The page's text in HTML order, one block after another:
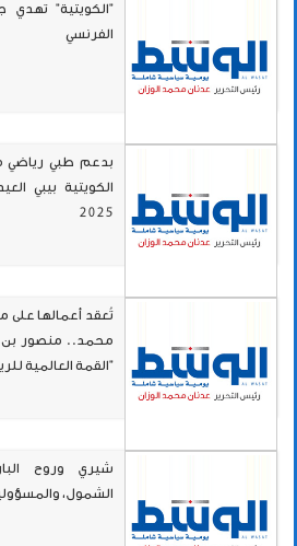
"الكويتية" تهدي
الفرنسي
بدعم طبي رياضي
الكويتية بيبي
2025
تُعقد أعمالها على
محمد.. منصور بن
"القمة العالمية
شيري وروح
الشمول،